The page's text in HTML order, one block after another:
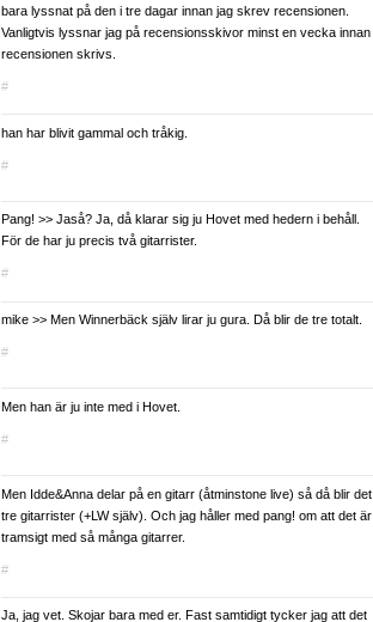
bara lyssnat på den i tre dagar innan jag skrev recensionen.
Vanligtvis lyssnar jag på recensionsskivor minst en vecka innan
recensionen skrivs.
#
han har blivit gammal och tråkig.
#
Pang! >> Jaså? Ja, då klarar sig ju Hovet med hedern i behåll.
För de har ju precis två gitarrister.
#
mike >> Men Winnerbäck själv lirar ju gura. Då blir de tre totalt.
#
Men han är ju inte med i Hovet.
#
Men Idde&Anna delar på en gitarr (åtminstone live) så då blir det
tre gitarrister (+LW själv). Och jag håller med pang! om att det är
tramsigt med så många gitarrer.
#
Ja, jag vet. Skojar bara med er. Fast samtidigt tycker jag att det